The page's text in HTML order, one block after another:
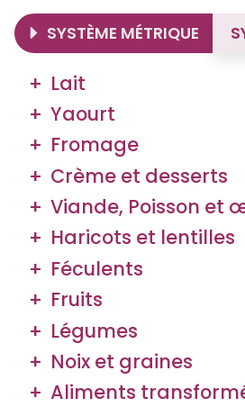
SYSTÈME MÉTRIQUE
Lait
Yaourt
Fromage
Crème et desserts
Viande, Poisson et
Haricots et lentilles
Féculents
Fruits
Légumes
Noix et graines
Aliments